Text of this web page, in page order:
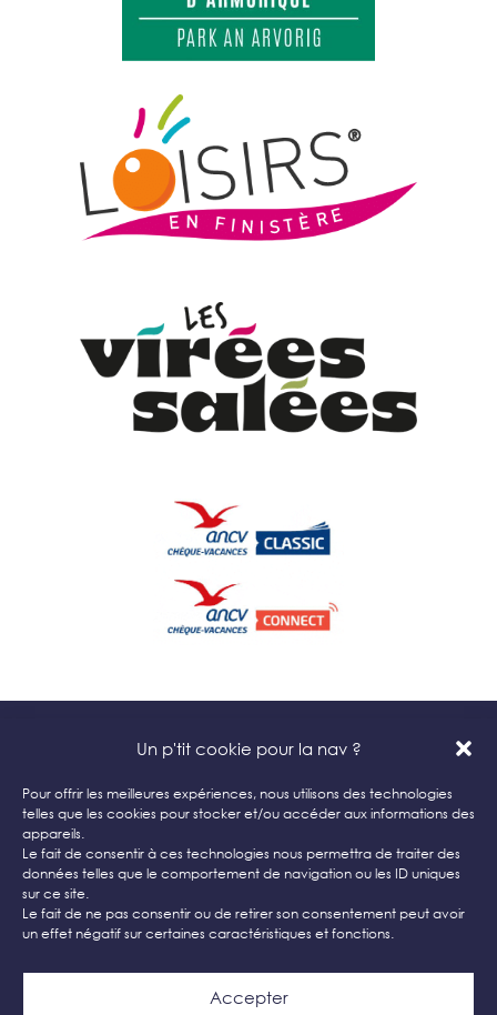
Un p'tit cookie pour la nav ?
Pour offrir les meilleures expériences, nous utilisons des technologies
telles que les cookies pour stocker et/ou accéder aux informations des
appareils.
Le fait de consentir à ces technologies nous permettra de traiter des
données telles que le comportement de navigation ou les ID uniques
sur ce site.
Le fait de ne pas consentir ou de retirer son consentement peut avoir
un effet négatif sur certaines caractéristiques et fonctions.
Accepter
Balades et Croisières en Catamaran en presqu’île
de Crozon
Accueil
Mentions Légales– Politique de confidentialité–
Site réalisé parSite Web & Com’